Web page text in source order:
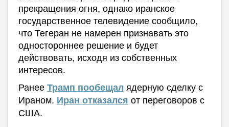
прекращения огня, однако иранское
государственное телевидение сообщило,
что Тегеран не намерен признавать это
одностороннее решение и будет
действовать, исходя из собственных
интересов.
РанееТрамп пообещалядерную сделку с
Ираном. Иран отказался от переговоров с
США.